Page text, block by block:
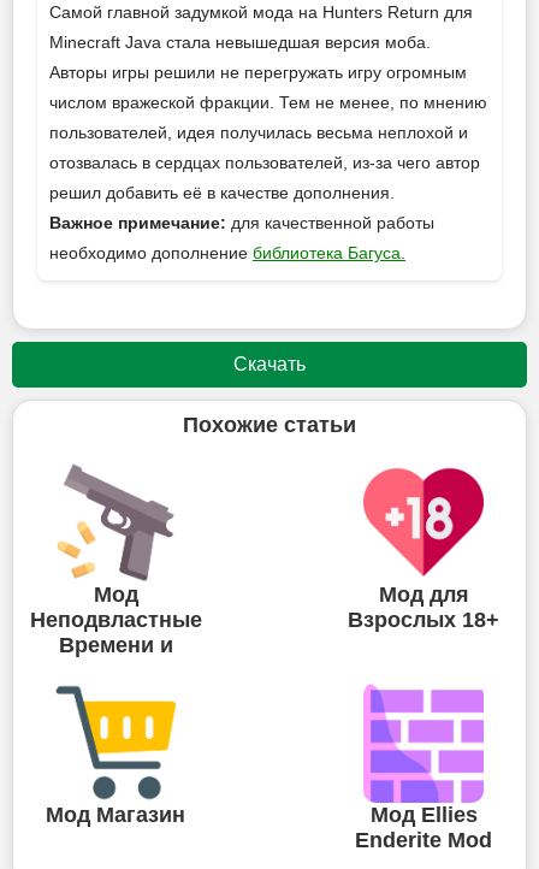
Самой главной задумкой мода на Hunters Return для
Minecraft Java стала невышедшая версия моба.
Авторы игры решили не перегружать игру огромным
числом вражеской фракции. Тем не менее, по мнению
пользователей, идея получилась весьма неплохой и
отозвалась в сердцах пользователей, из-за чего автор
решил добавить её в качестве дополнения.
Важное примечание: для качественной работы
необходимо дополнение библиотека Багуса.
Скачать
Похожие статьи
Мод
Неподвластные
Времени и
Мод для
Взрослых 18+
Мод Магазин
Мод Ellies
Enderite Mod